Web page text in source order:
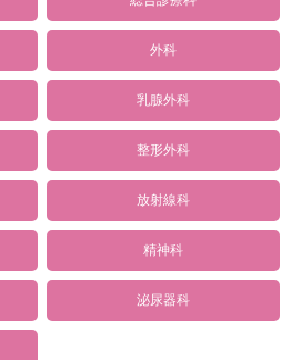
外科
乳腺外科
整形外科
放射線科
精神科
泌尿器科